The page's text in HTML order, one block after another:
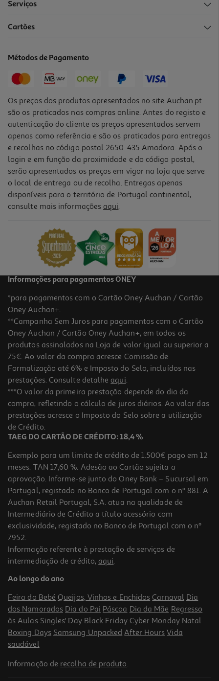
3.7
Pen Usb Qilive 16gb 3.2 Vermelha
4.6
Aparador Pelos Nariz Qilive Q.7823
4.99 €/un
4,99 €
Tinteiro Qilive Hp 301xl H-301c Xl
24.99 €/un
24,99 €
Serviços
Cartões
Métodos de Pagamento
Os preços dos produtos apresentados no site Auchan.pt
são os praticados nas compras online. Antes do registo e
autenticação do cliente os preços apresentados servem
apenas como referência e são os praticados para entregas
e recolhas no código postal 2650-435 Amadora. Após o
login e em função da proximidade e do código postal,
serão apresentados os preços em vigor na loja que serve
o local de entrega ou de recolha. Entregas apenas
disponíveis para o território de Portugal continental,
consulte mais informações aqui.
Informações para pagamentos ONEY
*para pagamentos com o Cartão Oney Auchan / Cartão
Oney Auchan+.
**Campanha Sem Juros para pagamentos com o Cartão
Oney Auchan / Cartão Oney Auchan+, em todos os
produtos assinalados na Loja de valor igual ou superior a
75€. Ao valor da compra acresce Comissão de
Formalização até 6% e Imposto do Selo, incluídos nas
prestações. Consulte detalhe aqui.
***O valor da primeira prestação depende do dia da
compra, refletindo o cálculo de juros diários. Ao valor das
prestações acresce o Imposto do Selo sobre a utilização
de Crédito.
TAEG DO CARTÃO DE CRÉDITO: 18,4 %
Exemplo para um limite de crédito de 1.500€ pago em 12
meses. TAN 17,60 %. Adesão ao Cartão sujeita a
aprovação. Informe-se junto do Oney Bank – Sucursal em
Portugal, registado no Banco de Portugal com o nº 881. A
Auchan Retail Portugal, S.A. atua na qualidade de
Intermediário de Crédito a título acessório com
exclusividade, registado no Banco de Portugal com o nº
7952.
Informação referente à prestação de serviços de
intermediação de crédito, aqui.
Ao longo do ano
Feira do Bebé Queijos, Vinhos e Enchidos Carnaval Dia
dos Namorados Dia do Pai Páscoa Dia da Mãe Regresso
às Aulas Singles' Day Black Friday Cyber Monday Natal
Boxing Days Samsung Unpacked After Hours Vida
saudável
Informação de recolha de produto.